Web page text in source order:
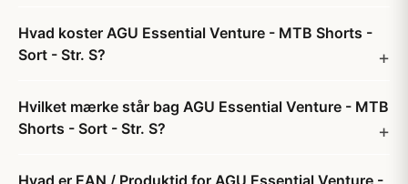
Hvad koster AGU Essential Venture - MTB Shorts -
Sort - Str. S?
Hvilket mærke står bag AGU Essential Venture - MTB
Shorts - Sort - Str. S?
Hvad er EAN / Produktid for AGU Essential Venture -